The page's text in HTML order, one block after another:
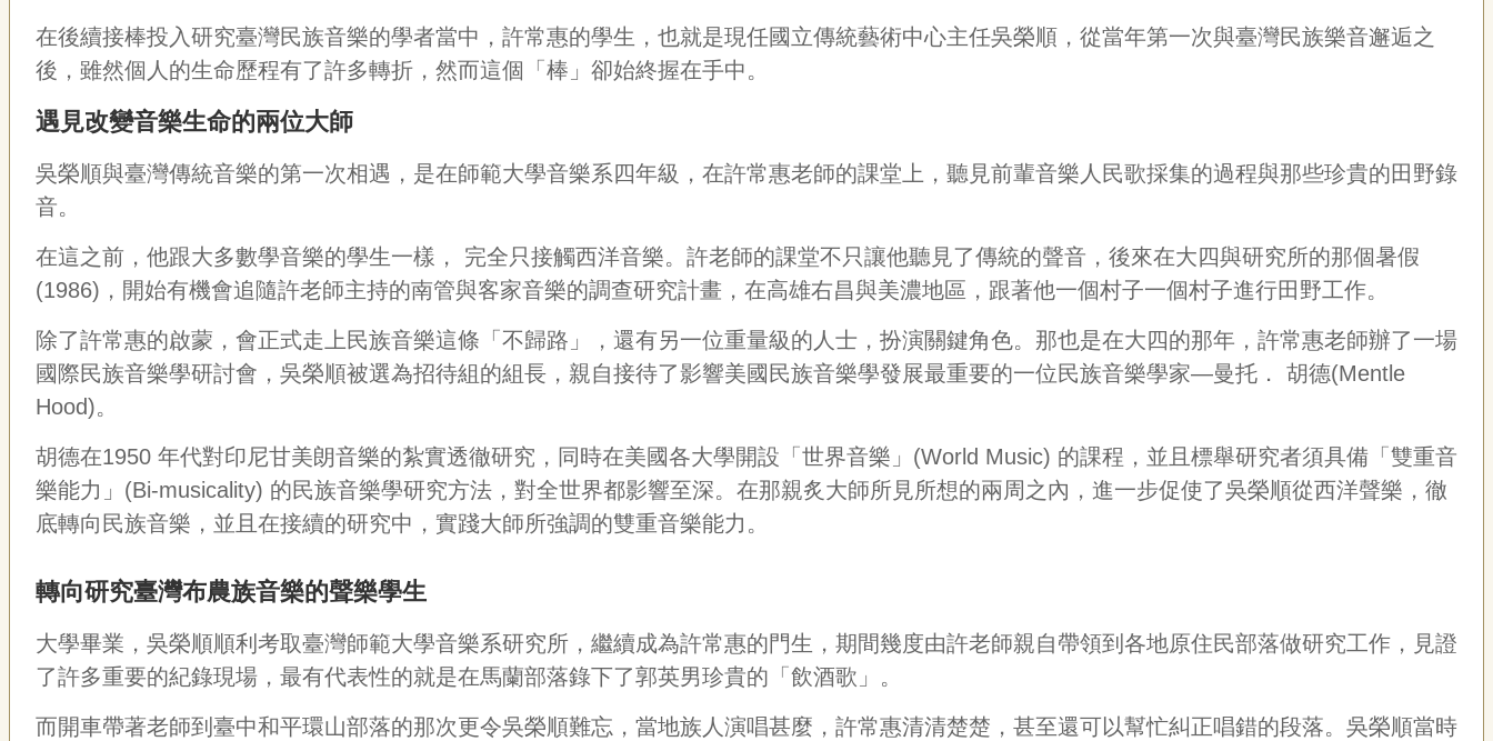
在後續接棒投入研究臺灣民族音樂的學者當中，許常惠的學生，也就是現任國立傳統藝術中心主任吳榮順，從當年第一次與臺灣民族樂音邂逅之
後，雖然個人的生命歷程有了許多轉折，然而這個「棒」卻始終握在手中。
遇見改變音樂生命的兩位大師
吳榮順與臺灣傳統音樂的第一次相遇，是在師範大學音樂系四年級，在許常惠老師的課堂上，聽見前輩音樂人民歌採集的過程與那些珍貴的田野錄
音。
在這之前，他跟大多數學音樂的學生一樣，
完全只接觸西洋音樂。許老師的課堂不只讓他聽見了傳統的聲音，後來在大四與研究所的那個暑假
(1986) ，開始有機會追隨許老師主持的南管與客家音樂的調查研究計畫，在高雄右昌與美濃地區，跟著他一個村子一個村子進行田野工作。
除了許常惠的啟蒙，會正式走上民族音樂這條「不歸路」，還有另一位重量級的人士，扮演關鍵角色。那也是在大四的那年，許常惠老師辦了一場
國際民族音樂學研討會，吳榮順被選為招待組的組長，親自接待了影響美國民族音樂學發展最重要的一位民族音樂學家—曼托． 胡德(Mentle
Hood)。
胡德在1950 年代對印尼甘美朗音樂的紮實透徹研究，同時在美國各大學開設「世界音樂」 (World Music) 的課程，並且標舉研究者須具備「雙重音
樂能力」 (Bi-musicality) 的民族音樂學研究方法，對全世界都影響至深。在那親炙大師所見所想的兩周之內，進一步促使了吳榮順從西洋聲樂，徹
底轉向民族音樂，並且在接續的研究中，實踐大師所強調的雙重音樂能力。
轉向研究臺灣布農族音樂的聲樂學生
大學畢業，吳榮順順利考取臺灣師範大學音樂系研究所，繼續成為許常惠的門生，期間幾度由許老師親自帶領到各地原住民部落做研究工作，見證
了許多重要的紀錄現場，最有代表性的就是在馬蘭部落錄下了郭英男珍貴的「飲酒歌」。
而開車帶著老師到臺中和平環山部落的那次更令吳榮順難忘，當地族人演唱甚麼，許常惠清清楚楚，甚至還可以幫忙糾正唱錯的段落。吳榮順當時